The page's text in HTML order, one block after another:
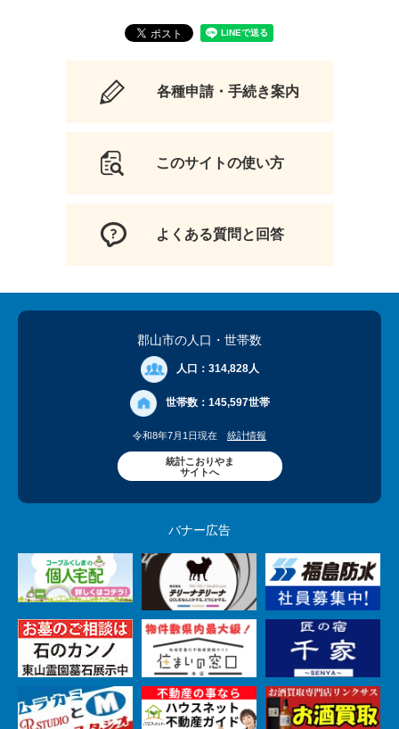
各種申請・手続き案内
このサイトの使い方
よくある質問と回答
郡山市の人口 ・世帯数
人口： 314,828人
世帯数： 145,597世帯
令和8年7月1日現在 統計情報
統計こおりやま
サイトへ
バナー広告